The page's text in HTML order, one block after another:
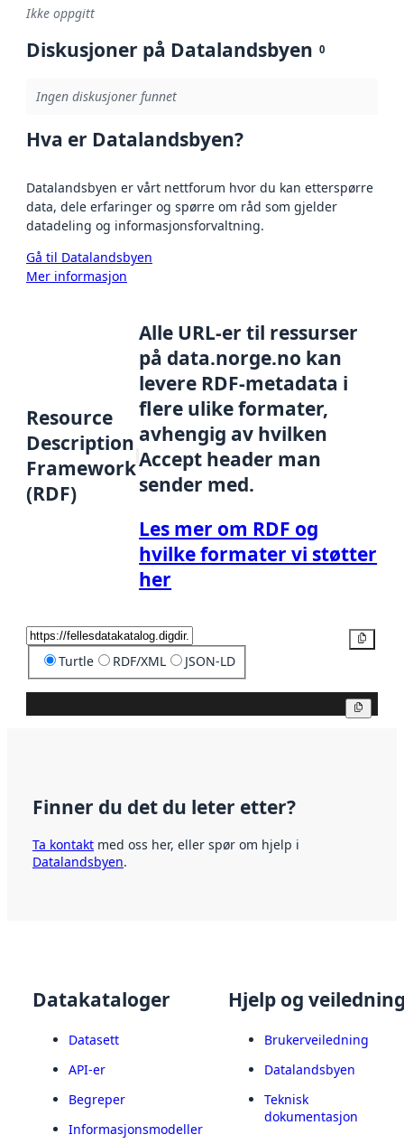
Ikke oppgitt
Diskusjoner på Datalandsbyen 0
Ingen diskusjoner funnet
Hva er Datalandsbyen?
Datalandsbyen er vårt nettforum hvor du kan etterspørre
data, dele erfaringer og spørre om råd som gjelder
datadeling og informasjonsforvaltning.
Gå til Datalandsbyen
Mer informasjon
Resource
Description
Framework
(RDF)
Alle URL-er til ressurser
på data.norge.no kan
levere RDF-metadata i
flere ulike formater,
avhengig av hvilken
Accept header man
sender med.
Les mer om RDF og
hvilke formater vi støtter
her
Turtle RDF/XML JSON-LD
Finner du det du leter etter?
Ta kontakt med oss her, eller spør om hjelp i
Datalandsbyen.
Datakataloger
Datasett
API-er
Begreper
Informasjonsmodeller
Hjelp og
Brukerveiledning
Datalandsbyen
Teknisk
dokumentasjon